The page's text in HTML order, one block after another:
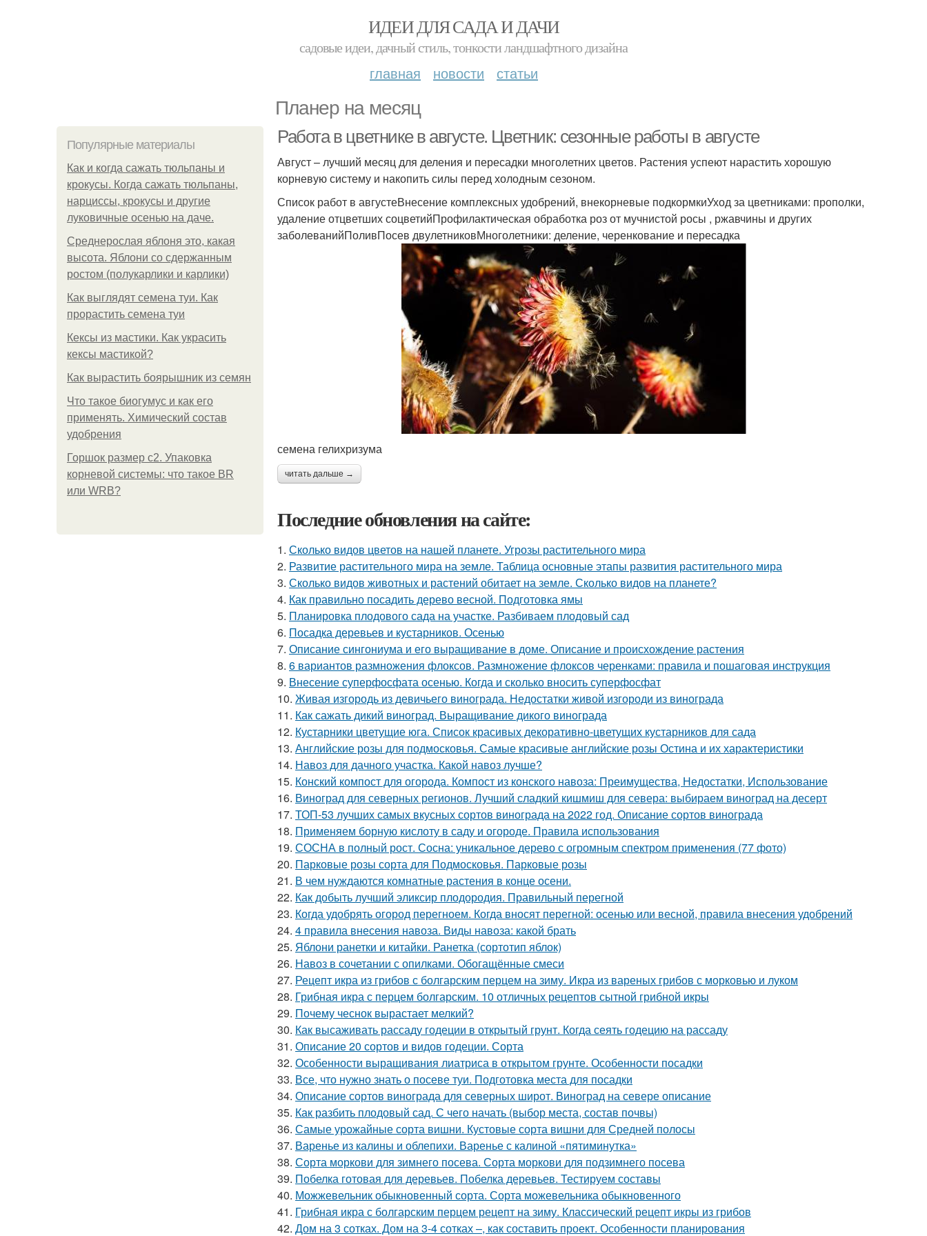
ИДЕИ ДЛЯ САДА И ДАЧИ
садовые идеи, дачный стиль, тонкости ландшафтного дизайна
главная новости статьи
Планер на месяц
Популярные материалы
Как и когда сажать тюльпаны и
крокусы. Когда сажать тюльпаны,
нарциссы, крокусы и другие
луковичные осенью на даче.
Среднерослая яблоня это, какая
высота. Яблони со сдержанным
ростом (полукарлики и карлики)
Как выглядят семена туи. Как
прорастить семена туи
Кексы из мастики. Как украсить
кексы мастикой?
Как вырастить боярышник из семян
Что такое биогумус и как его
применять. Химический состав
удобрения
Горшок размер с2. Упаковка
корневой системы: что такое BR
или WRB?
Работа в цветнике в августе. Цветник: сезонные работы в августе
Август – лучший месяц для деления и пересадки многолетних цветов. Растения успеют нарастить хорошую
корневую систему и накопить силы перед холодным сезоном.
Список работ в августеВнесение комплексных удобрений, внекорневые подкормкиУход за цветниками: прополки,
удаление отцветших соцветийПрофилактическая обработка роз от мучнистой росы , ржавчины и других
заболеванийПоливПосев двулетниковМноголетники: деление, черенкование и пересадка
семена гелихризума
читать дальше →
Последние обновления на сайте:
1. Сколько видов цветов на нашей планете. Угрозы растительного мира
2. Развитие растительного мира на земле. Таблица основные этапы развития растительного мира
3. Сколько видов животных и растений обитает на земле. Сколько видов на планете?
4. Как правильно посадить дерево весной. Подготовка ямы
5. Планировка плодового сада на участке. Разбиваем плодовый сад
6. Посадка деревьев и кустарников. Осенью
7. Описание сингониума и его выращивание в доме. Описание и происхождение растения
8. 6 вариантов размножения флоксов. Размножение флоксов черенками: правила и пошаговая инструкция
9. Внесение суперфосфата осенью. Когда и сколько вносить суперфосфат
10. Живая изгородь из девичьего винограда. Недостатки живой изгороди из винограда
11. Как сажать дикий виноград. Выращивание дикого винограда
12. Кустарники цветущие юга. Список красивых декоративно-цветущих кустарников для сада
13. Английские розы для подмосковья. Самые красивые английские розы Остина и их характеристики
14. Навоз для дачного участка. Какой навоз лучше?
15. Конский компост для огорода. Компост из конского навоза: Преимущества, Недостатки, Использование
16. Виноград для северных регионов. Лучший сладкий кишмиш для севера: выбираем виноград на десерт
17. ТОП-53 лучших самых вкусных сортов винограда на 2022 год. Описание сортов винограда
18. Применяем борную кислоту в саду и огороде. Правила использования
19. СОСНА в полный рост. Сосна: уникальное дерево с огромным спектром применения (77 фото)
20. Парковые розы сорта для Подмосковья. Парковые розы
21. В чем нуждаются комнатные растения в конце осени.
22. Как добыть лучший эликсир плодородия. Правильный перегной
23. Когда удобрять огород перегноем. Когда вносят перегной: осенью или весной, правила внесения удобрений
24. 4 правила внесения навоза. Виды навоза: какой брать
25. Яблони ранетки и китайки. Ранетка (сортотип яблок)
26. Навоз в сочетании с опилками. Обогащённые смеси
27. Рецепт икра из грибов с болгарским перцем на зиму. Икра из вареных грибов с морковью и луком
28. Грибная икра с перцем болгарским. 10 отличных рецептов сытной грибной икры
29. Почему чеснок вырастает мелкий?
30. Как высаживать рассаду годеции в открытый грунт. Когда сеять годецию на рассаду
31. Описание 20 сортов и видов годеции. Сорта
32. Особенности выращивания лиатриса в открытом грунте. Особенности посадки
33. Все, что нужно знать о посеве туи. Подготовка места для посадки
34. Описание сортов винограда для северных широт. Виноград на севере описание
35. Как разбить плодовый сад. С чего начать (выбор места, состав почвы)
36. Самые урожайные сорта вишни. Кустовые сорта вишни для Средней полосы
37. Варенье из калины и облепихи. Варенье с калиной «пятиминутка»
38. Сорта моркови для зимнего посева. Сорта моркови для подзимнего посева
39. Побелка готовая для деревьев. Побелка деревьев. Тестируем составы
40. Можжевельник обыкновенный сорта. Сорта можевельника обыкновенного
41. Грибная икра с болгарским перцем рецепт на зиму. Классический рецепт икры из грибов
42. Дом на 3 сотках. Дом на 3-4 сотках –, как составить проект. Особенности планирования